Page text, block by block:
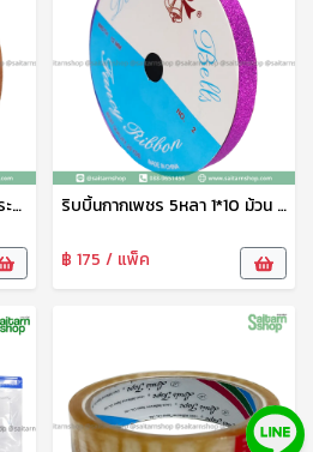
ริบบิ้น 12มม. สีล้วน 1*10ม้วน ระฆังทอง ริบบิ้นกากเพชร 5หลา 1*10 ม้วน ระฆังทอง
฿ 175 / แพ็ค